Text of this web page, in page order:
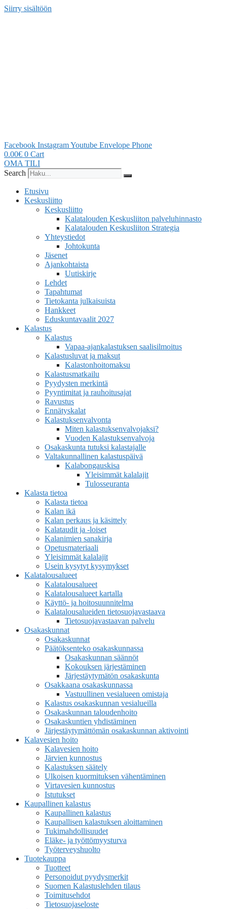
Siirry sisältöön
Facebook InstagramYoutube Envelope Phone
0.00€ 0 Cart
OMA TILI
Search
Etusivu
Keskusliitto
Keskusliitto
Kalatalouden Keskusliiton palveluhinnasto
Kalatalouden Keskusliiton Strategia
Yhteystiedot
Johtokunta
Jäsenet
Ajankohtaista
Uutiskirje
Lehdet
Tapahtumat
Tietokanta julkaisuista
Hankkeet
Eduskuntavaalit 2027
Kalastus
Kalastus
Vapaa-ajankalastuksen saalisilmoitus
Kalastusluvat ja maksut
Kalastonhoitomaksu
Kalastusmatkailu
Pyydysten merkintä
Pyyntimitat ja rauhoitusajat
Ravustus
Ennätyskalat
Kalastuksenvalvonta
Miten kalastuksenvalvojaksi?
Vuoden Kalastuksenvalvoja
Osakaskunta tutuksi kalastajalle
Valtakunnallinen kalastuspäivä
Kalabongauskisa
Yleisimmät kalalajit
Tulosseuranta
Kalasta tietoa
Kalasta tietoa
Kalan ikä
Kalan perkaus ja käsittely
Kalataudit ja -loiset
Kalanimien sanakirja
Opetusmateriaali
Yleisimmät kalalajit
Usein kysytyt kysymykset
Kalatalousalueet
Kalatalousalueet
Kalatalousalueet kartalla
Käyttö- ja hoitosuunnitelma
Kalatalousalueiden tietosuojavastaava
Tietosuojavastaavan palvelu
Osakaskunnat
Osakaskunnat
Päätöksenteko osakaskunnassa
Osakaskunnan säännöt
Kokouksen järjestäminen
Järjestäytymätön osakaskunta
Osakkaana osakaskunnassa
Vastuullinen vesialueen omistaja
Kalastus osakaskunnan vesialueilla
Osakaskunnan taloudenhoito
Osakaskuntien yhdistäminen
Järjestäytymättömän osakaskunnan aktivointi
Kalavesien hoito
Kalavesien hoito
Järvien kunnostus
Kalastuksen säätely
Ulkoisen kuormituksen vähentäminen
Virtavesien kunnostus
Istutukset
Kaupallinen kalastus
Kaupallinen kalastus
Kaupallisen kalastuksen aloittaminen
Tukimahdollisuudet
Eläke- ja työttömyysturva
Työterveyshuolto
Tuotekauppa
Tuotteet
Personoidut pyydysmerkit
Suomen Kalastuslehden tilaus
Toimitusehdot
Tietosuojaseloste